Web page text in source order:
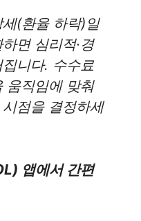
(환율 하락)일
면 심리적·경
니다. 수수료
움직임에 맞춰
점을 결정하세
앱에서 간편